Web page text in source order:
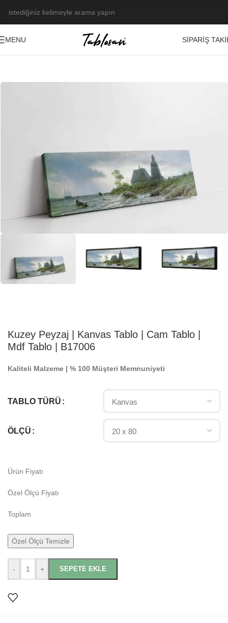
MENU
SIPARIŞ
Kuzey Peyzaj | Kanvas Tablo | Cam Tablo |
Mdf Tablo | B17006
Kaliteli Malzeme | % 100 Müşteri Memnuniyeti
TABLO TÜRÜ
ÖLÇÜ
Ürün Fiyatı
Özel Ölçü Fiyatı
Toplam
Özel Ölçü Temizle
- + SEPETE EKLE